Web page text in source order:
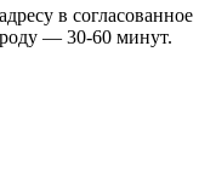
в согласованное
— 30-60 минут.